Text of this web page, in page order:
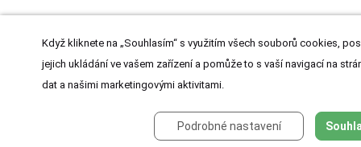
Když kliknete na „Souhlasím“ s využitím všech souborů cookies,
jejich ukládání ve vašem zařízení a pomůže to s vaší navigací na
dat a našimi marketingovými aktivitami.
Podrobné nastavení